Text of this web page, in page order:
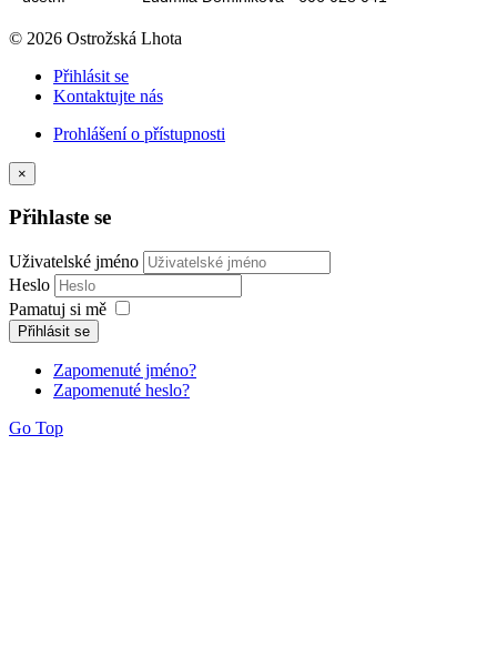
© 2026 Ostrožská Lhota
Přihlásit se
Kontaktujte nás
Prohlášení o přístupnosti
×
Přihlaste se
Uživatelské jméno
Heslo
Pamatuj si mě
Přihlásit se
Zapomenuté jméno?
Zapomenuté heslo?
Go Top